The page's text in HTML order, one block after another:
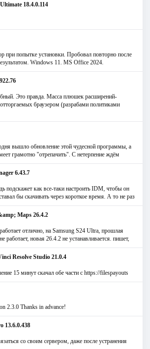
18.4.0.114
при попытке установки. Пробовал повторно после
Windows 11. MS Offiсe 2024.
Это правда. Масса плюшек расширений-
браузером (разрабами политиками
вышло обновление этой чудесной программы, а
грамотно "отрепачить". С нетерпение ждём
6.43.7
подскажет как все-таки настроить IDM, чтобы он
бы скачивать через короткое время. А то не раз
Maps 26.4.2
отлично, на Samsung S24 Ultra, прошлая
работает, новая 26.4.2 не устанавливается. пишет,
Resolve Studio 21.0.4
15 минут скачал обе части с https://filespayouts
2.3.0 Thanks in advance!
13.6.0.438
со своим сервером, даже после устранения